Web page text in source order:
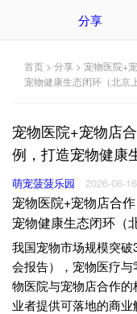
分享
首页 > 分享 > 宠物医院+
宠物健康生态闭环（北京
宠物医院+宠物店
例，打造宠物健康
萌宠菠菠乐园 2026-06-
宠物医院+宠物店合
宠物健康生态闭环（
我国宠物市场规模突
会报告），宠物医疗
物医院与宠物店合作
业者提供可落地的商业